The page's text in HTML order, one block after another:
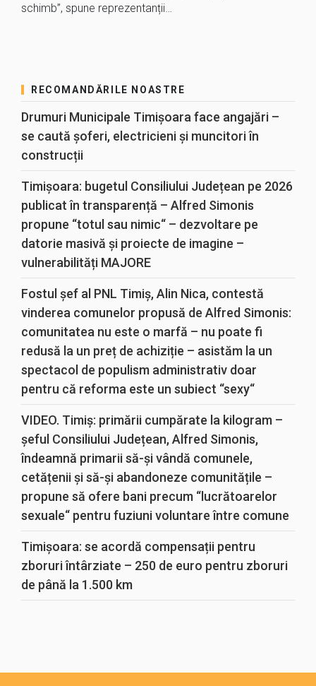
schimb”, spune reprezentanții…
RECOMANDĂRILE NOASTRE
Drumuri Municipale Timișoara face angajări –
se caută șoferi, electricieni și muncitori în
construcții
Timișoara: bugetul Consiliului Județean pe 2026
publicat în transparență – Alfred Simonis
propune “totul sau nimic“ – dezvoltare pe
datorie masivă și proiecte de imagine –
vulnerabilități MAJORE
Fostul șef al PNL Timiș, Alin Nica, contestă
vinderea comunelor propusă de Alfred Simonis:
comunitatea nu este o marfă – nu poate fi
redusă la un preț de achiziție – asistăm la un
spectacol de populism administrativ doar
pentru că reforma este un subiect “sexy“
VIDEO. Timiș: primării cumpărate la kilogram –
șeful Consiliului Județean, Alfred Simonis,
îndeamnă primarii să-și vândă comunele,
cetățenii și să-și abandoneze comunitățile –
propune să ofere bani precum “lucrătoarelor
sexuale“ pentru fuziuni voluntare între comune
Timișoara: se acordă compensații pentru
zboruri întârziate – 250 de euro pentru zboruri
de până la 1.500 km